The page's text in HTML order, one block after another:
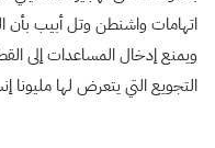
اتهامات واشنطن وتل أبيب بأن
ويمنع إدخال المساعدات إلى
التجويع التي يتعرض لها